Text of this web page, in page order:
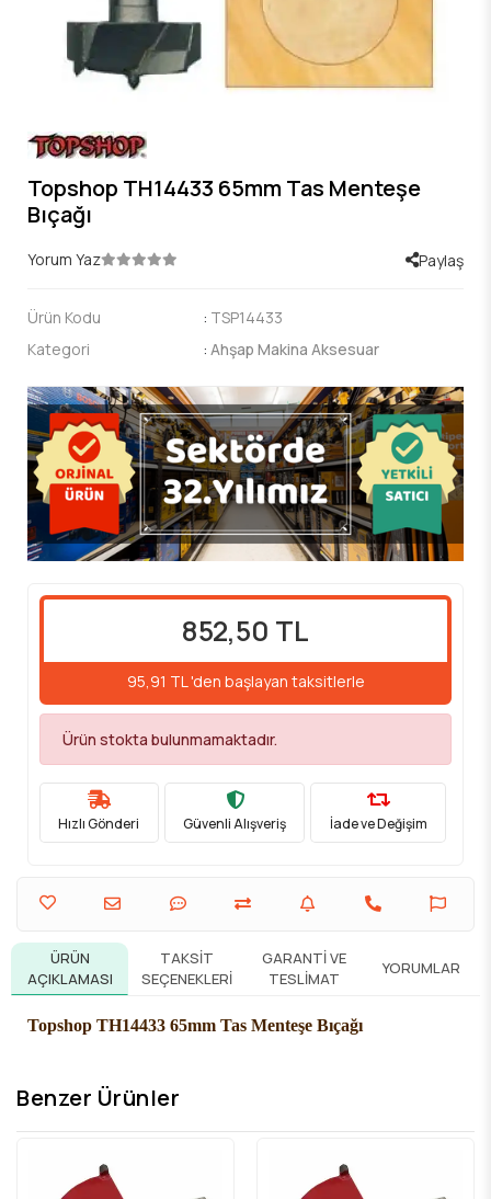
Topshop TH14433 65mm Tas Menteşe
Bıçağı
Yorum Yaz Paylaş
Ürün Kodu : TSP14433
Kategori
: Ahşap Makina Aksesuar
852,50 TL
95,91 TL 'den başlayan taksitlerle
Ürün stokta bulunmamaktadır.
Hızlı Gönderi Güvenli Alışveriş İade ve Değişim
ÜRÜN
AÇIKLAMASI
TAKSIT
SEÇENEKLERI
GARANTI VE
TESLIMAT
YORUMLAR
Topshop TH14433 65mm Tas Menteşe Bıçağı
Benzer Ürünler